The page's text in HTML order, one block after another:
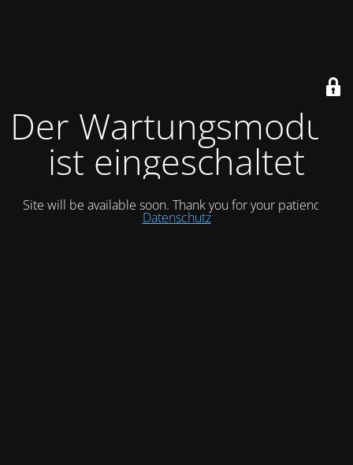
Der Wartungsmodus
ist eingeschaltet
Site will be available soon. Thank you for your patience!
Datenschutz